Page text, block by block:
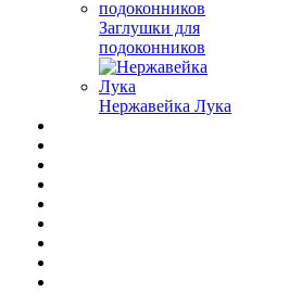
Заглушки для
подоконников
Нержавейка Лука